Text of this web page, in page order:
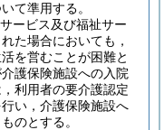
て準用する。
ービス及び福祉サー
た場合においても，
を営むことが困難と
護保険施設への入院
利用者の要介護認定
い，介護保険施設へ
のとする。